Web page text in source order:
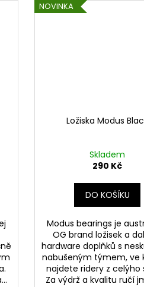
NOVINKA
Ložiska Modus
Skladem
290 Kč
DO KOŠÍKU
Modus bearings je
OG brand ložisek a
hardware doplňků s
nabušeným týmem, ve
najdete ridery z celýho
Za výdrž a kvalitu ručí